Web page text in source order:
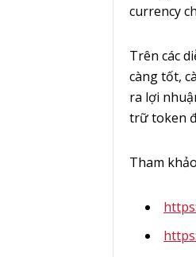
currency
Trên các
càng tốt,
ra lợi
trữ token
Tham